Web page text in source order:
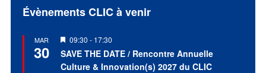
Évènements CLIC à venir
MAR
30
Mis
en
avant
09:30 - 17:30
SAVE THE DATE / Rencontre Annuelle
Culture & Innovation(s) 2027 du CLIC